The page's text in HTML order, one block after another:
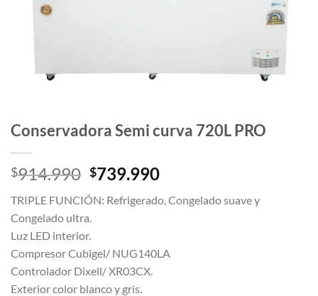
Conservadora Semi curva 720L PRO
$914.990 El
precio
original
era:
$914.990.
$739.990El
actual
TRIPLE FUNCIÓN: Refrigerado, Congelado suave y
Congelado ultra.
Luz LED interior.
Compresor Cubigel/ NUG140LA
Controlador Dixell/ XR03CX.
Exterior color blanco y gris.